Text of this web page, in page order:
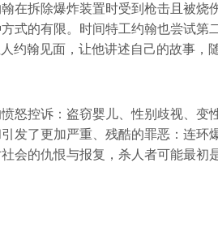
在拆除爆炸装置时受到枪击且被烧
式的有限。时间特工约翰也尝试第
约翰见面，让他讲述自己的故事，
怒控诉：盗窃婴儿、性别歧视、变
发了更加严重、残酷的罪恶：连环
会的仇恨与报复，杀人者可能最初